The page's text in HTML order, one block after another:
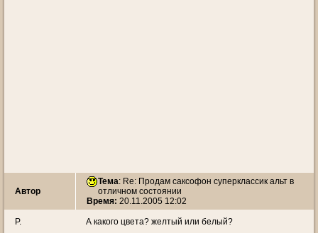
Автор
Тема: Re: Продам саксофон суперклассик альт в
отличном состоянии
Время: 20.11.2005 12:02
Р. А какого цвета? желтый или белый?